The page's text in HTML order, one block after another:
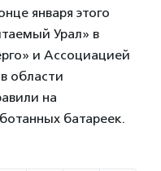
января этого
Урал» в
и Ассоциацией
области
на
батареек.